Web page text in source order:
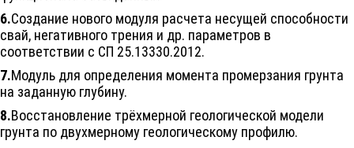
6.Создание нового модуля расчета несущей способности
свай, негативного трения и др. параметров в
соответствии с СП 25.13330.2012.
7.Модуль для определения момента промерзания грунта
на заданную глубину.
8.Восстановление трёхмерной геологической модели
грунта по двухмерному геологическому профилю.